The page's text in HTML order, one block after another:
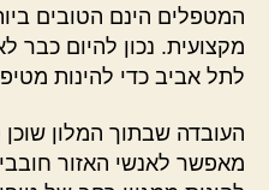
המטפלים הינם הטובים
מקצועית. נכון להיום כבר
לתל אביב כדי להינות
העובדה שבתוך המלון
מאפשר לאנשי האזור